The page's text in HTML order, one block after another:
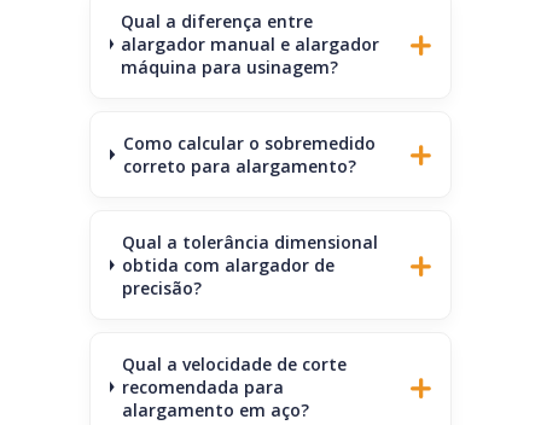
Qual a diferença entre
alargador manual e alargador
máquina para usinagem?
Como calcular o sobremedido
correto para alargamento?
Qual a tolerância dimensional
obtida com alargador de
precisão?
Qual a velocidade de corte
recomendada para
alargamento em aço?